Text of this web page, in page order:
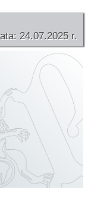
24.07.2025 r.